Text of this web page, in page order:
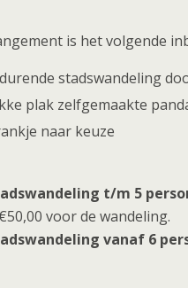
is het volgende
stadswandeling
plak zelfgemaakte
naar keuze
t/m 5
voor de wandeling.
vanaf 6